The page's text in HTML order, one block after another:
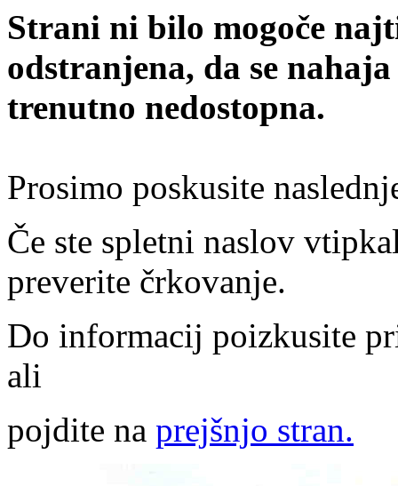
Strani ni bilo mogoče
odstranjena, da se
trenutno nedostopna.
Prosimo poskusite
Če ste spletni naslov
preverite črkovanje.
Do informacij poizkusite
ali
pojdite na prejšnjo stran.